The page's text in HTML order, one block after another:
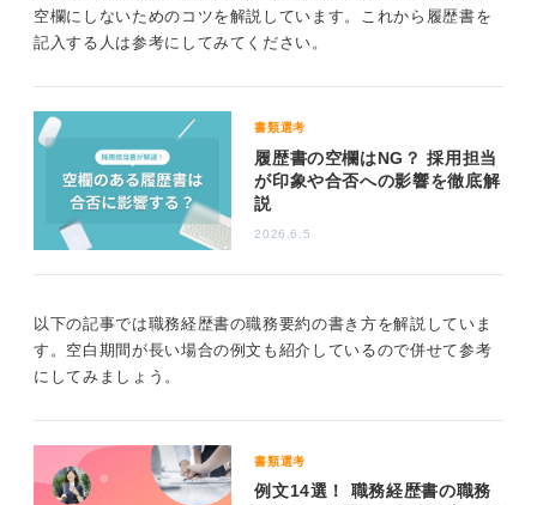
企業に伝えるべき事柄（たとえば、体調不良による休養
で、現在は業務に支障がないことなど、企業側に配慮し
てほしい事項）があるのであれば、「〇〇年〇月～〇〇
年〇月 体調不良により休養（現在は回復し、業務に支障
なし）」などと、履歴書や職務経歴書に簡潔に記載する
のが望ましい場合もあります。
ただし、必ずしもすべての情報を詳細に記載しなければ
ならないわけではありません。いずれにしても、面接な
もし、その空白期間に資格取得のための勉強や自己研鑽
に取り組んでいた場合は、その内容を具体的に明記する
また、一般的に3カ月程度の空白期間であれば、企業側も
それほど気にしないケースが多いようです。
空欄にしないためのコツを解説しています。これから履歴書を
記入する人は参考にしてみてください。
書類選考
履歴書の空欄はNG？ 採用担当
が印象や合否への影響を徹底解
説
2026.6.5
以下の記事では職務経歴書の職務要約の書き方を解説していま
す。空白期間が長い場合の例文も紹介しているので併せて参考
にしてみましょう。
書類選考
例文14選！ 職務経歴書の職務